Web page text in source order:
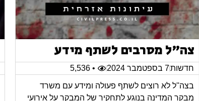
צה"ל מסרבים לשתף מידע
חדשות7 בספטמבר 2024 • 5,536
בצה''ל לא רוצים לשתף פעולה ומידע עם משרד
מבקר המדינה בנוגע לתחקיר של המבקר על אירועי